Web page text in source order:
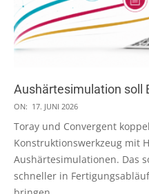
Aushärtesimulation soll
2026-
06-
17
ON: 17. JUNI 2026
Toray und Convergent
Konstruktionswerkzeug mit
Aushärtesimulationen. Das
schneller in